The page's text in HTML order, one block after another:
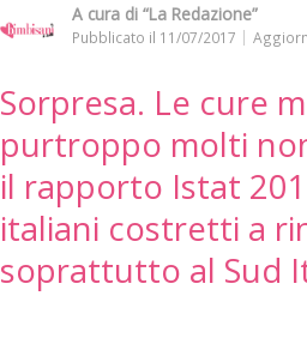
A cura di “La Redazione”
Pubblicato il 11/07/2017
Sorpresa. Le cure
purtroppo molti
il rapporto Istat
italiani costretti a
soprattutto al Sud